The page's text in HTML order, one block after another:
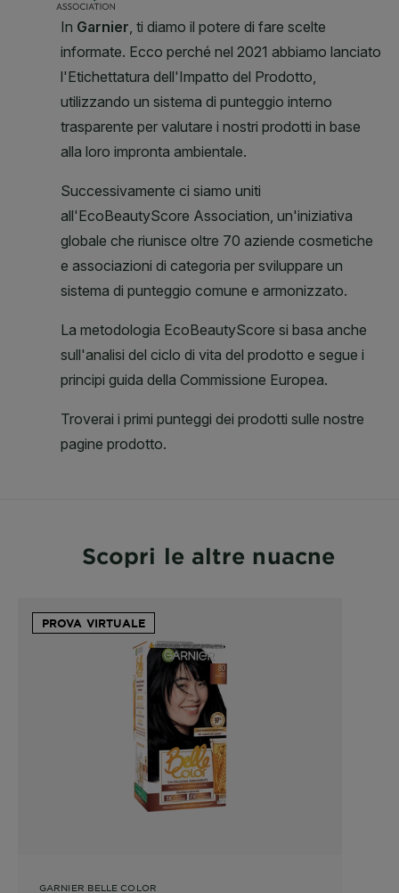
Scopri le altre nuacne
PROVA VIRTUALE
GARNIER BELLE COLOR